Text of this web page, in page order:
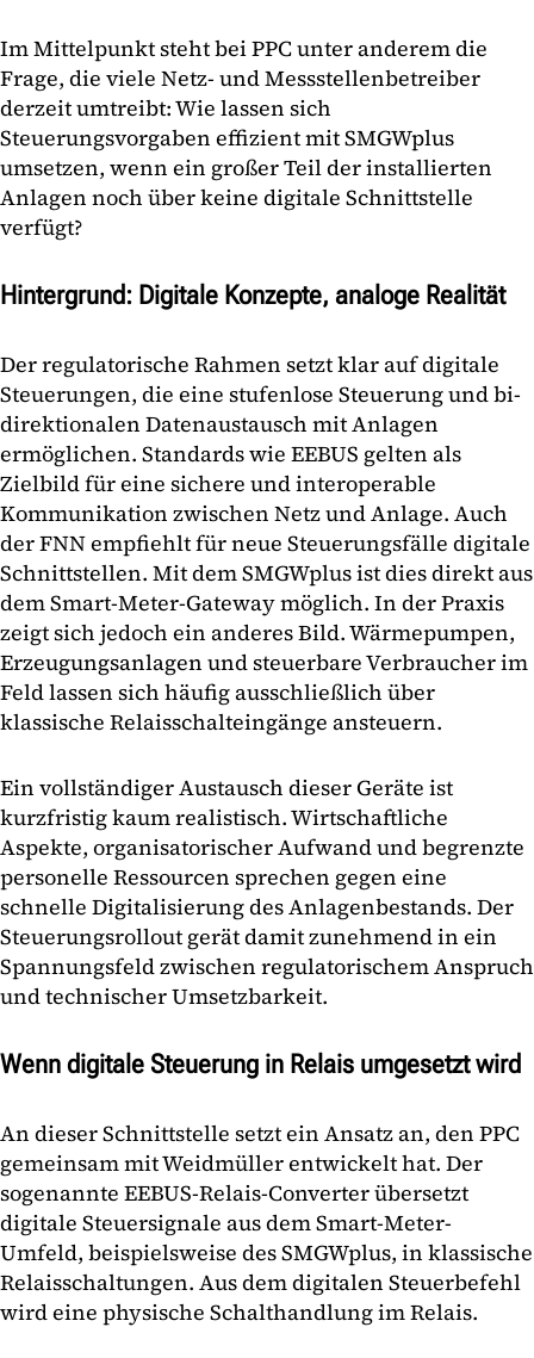
Im Mittelpunkt steht bei PPC unter anderem die
Frage, die viele Netz- und Messstellenbetreiber
derzeit umtreibt: Wie lassen sich
Steuerungsvorgaben effizient mit SMGWplus
umsetzen, wenn ein großer Teil der installierten
Anlagen noch über keine digitale Schnittstelle
verfügt?
Hintergrund: Digitale Konzepte, analoge Realität
Der regulatorische Rahmen setzt klar auf digitale
Steuerungen, die eine stufenlose Steuerung und bi-
direktionalen Datenaustausch mit Anlagen
ermöglichen. Standards wie EEBUS gelten als
Zielbild für eine sichere und interoperable
Kommunikation zwischen Netz und Anlage. Auch
der FNN empfiehlt für neue Steuerungsfälle digitale
Schnittstellen. Mit dem SMGWplus ist dies direkt aus
dem Smart-Meter-Gateway möglich. In der Praxis
zeigt sich jedoch ein anderes Bild. Wärmepumpen,
Erzeugungsanlagen und steuerbare Verbraucher im
Feld lassen sich häufig ausschließlich über
klassische Relaisschalteingänge ansteuern.
Ein vollständiger Austausch dieser Geräte ist
kurzfristig kaum realistisch. Wirtschaftliche
Aspekte, organisatorischer Aufwand und begrenzte
personelle Ressourcen sprechen gegen eine
schnelle Digitalisierung des Anlagenbestands. Der
Steuerungsrollout gerät damit zunehmend in ein
Spannungsfeld zwischen regulatorischem Anspruch
und technischer Umsetzbarkeit.
Wenn digitale Steuerung in Relais umgesetzt wird
An dieser Schnittstelle setzt ein Ansatz an, den PPC
gemeinsam mit Weidmüller entwickelt hat. Der
sogenannte EEBUS-Relais-Converter übersetzt
digitale Steuersignale aus dem Smart-Meter-
Umfeld, beispielsweise des SMGWplus, in klassische
Relaisschaltungen. Aus dem digitalen Steuerbefehl
wird eine physische Schalthandlung im Relais.